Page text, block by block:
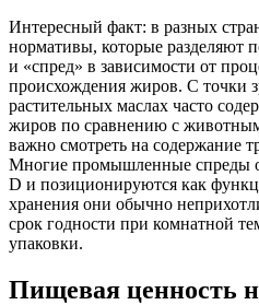
Интересный факт: в разных
нормативы, которые разделяют
и «спред» в зависимости от
происхождения жиров. С точки
растительных маслах часто
жиров по сравнению с
важно смотреть на содержание
Многие промышленные спреды
D и позиционируются как
хранения они обычно
срок годности при комнатной
упаковки.
Пищевая ценность